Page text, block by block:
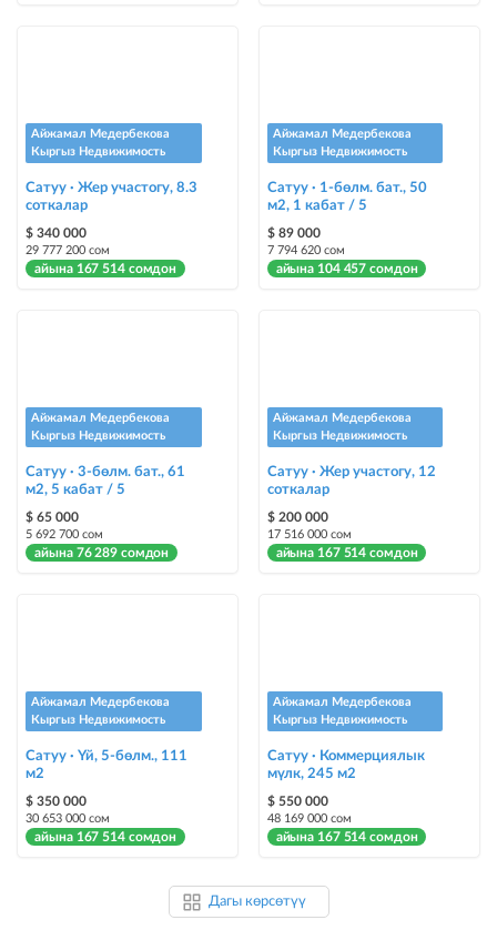
бөлүмүндө көрсөтүлөт
Чаптамалар
Опциялары бар жаркыраган стикерлер сиздин мүлкүңүздү
башкалардан өзгөчөлөнтүп, аны тезирээк сатууга жардам берет
Айжамал Медербекова
Кыргыз Недвижимость
Сатуу · Жер участогу, 8.3
соткалар
$ 340 000
29 777 200 сом
айына 167 514 сомдон
Айжамал Медербекова
Кыргыз Недвижимость
Сатуу · 1-бөлм. бат., 50
м2, 1 кабат / 5
$ 89 000
7 794 620 сом
айына 104 457 сомдон
Айжамал Медербекова
Кыргыз Недвижимость
Сатуу · 3-бөлм. бат., 61
м2, 5 кабат / 5
$ 65 000
5 692 700 сом
айына 76 289 сомдон
Айжамал Медербекова
Кыргыз Недвижимость
Сатуу · Жер участогу, 12
соткалар
$ 200 000
17 516 000 сом
айына 167 514 сомдон
Айжамал Медербекова
Кыргыз Недвижимость
Сатуу · Үй, 5-бөлм., 111
м2
$ 350 000
30 653 000 сом
айына 167 514 сомдон
Айжамал Медербекова
Кыргыз Недвижимость
Сатуу · Коммерциялык
мүлк, 245 м2
$ 550 000
48 169 000 сом
айына 167 514 сомдон
Дагы көрсөтүү